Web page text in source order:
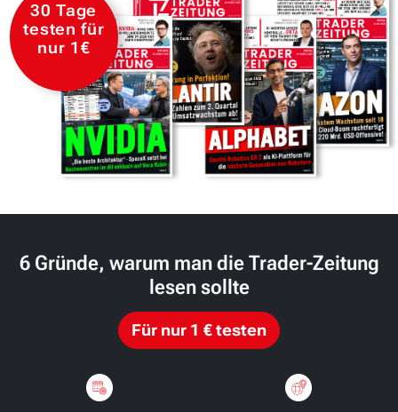
30 Tage
testen für
nur 1€
6 Gründe, warum man die Trader-Zeitung
lesen sollte
Für nur 1 € testen